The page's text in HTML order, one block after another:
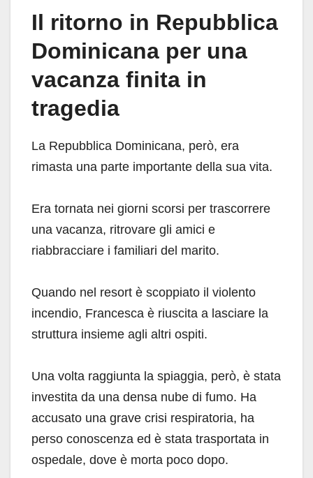
Il ritorno in Repubblica
Dominicana per una
vacanza finita in
tragedia
La Repubblica Dominicana, però, era
rimasta una parte importante della sua vita.
Era tornata nei giorni scorsi per trascorrere
una vacanza, ritrovare gli amici e
riabbracciare i familiari del marito.
Quando nel resort è scoppiato il violento
incendio, Francesca è riuscita a lasciare la
struttura insieme agli altri ospiti.
Una volta raggiunta la spiaggia, però, è stata
investita da una densa nube di fumo. Ha
accusato una grave crisi respiratoria, ha
perso conoscenza ed è stata trasportata in
ospedale, dove è morta poco dopo.